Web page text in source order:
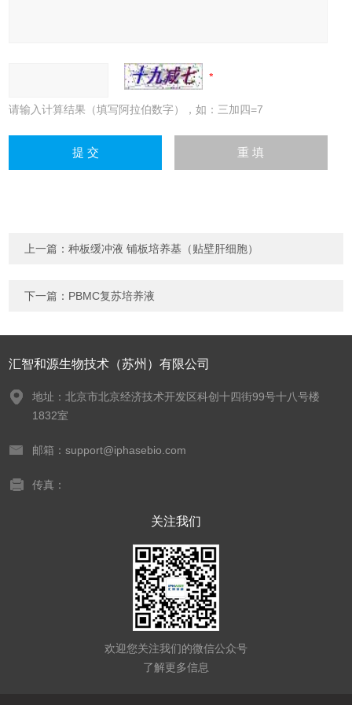
请输入计算结果（填写阿拉伯数字），如：三加四=7
上一篇：种板缓冲液 铺板培养基（贴壁肝细胞）
下一篇： PBMC复苏培养液
汇智和源生物技术（苏州）有限公司
地址：北京市北京经济技术开发区科创十四街99号十八号楼
1832室
邮箱：support@iphasebio.com
传真：
关注我们
欢迎您关注我们的微信公众号
了解更多信息